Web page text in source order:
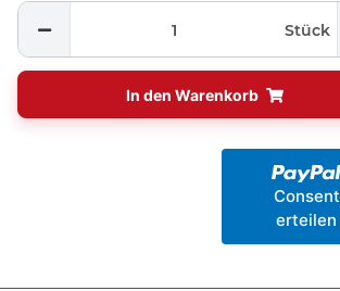
Stück
In den Warenkorb
Consent
erteilen